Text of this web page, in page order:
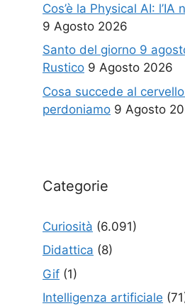
Cos’è la Physical AI:
9 Agosto 2026
Santo del giorno 9
Rustico 9 Agosto 2026
Cosa succede al
perdoniamo 9 Agosto
Categorie
Curiosità (6.091)
Didattica (8)
Gif (1)
Intelligenza artificiale